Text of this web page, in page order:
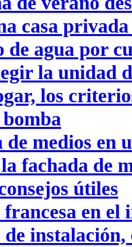
casa
de agua por
la unidad
los
de medios en
fachada de
útiles
francesa en el
instalación,